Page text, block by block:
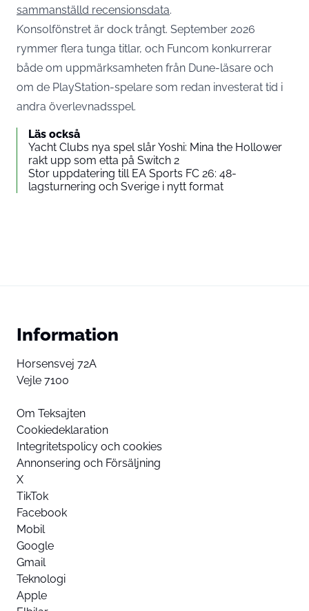
sammanställd recensionsdata.
Konsolfönstret är dock trångt. September 2026
rymmer flera tunga titlar, och Funcom konkurrerar
både om uppmärksamheten från Dune-läsare och
om de PlayStation-spelare som redan investerat tid i
andra överlevnadsspel.
Läs också
Yacht Clubs nya spel slår Yoshi: Mina the Hollower
rakt upp som etta på Switch 2
Stor uppdatering till EA Sports FC 26: 48-
lagsturnering och Sverige i nytt format
Information
Horsensvej 72A
Vejle 7100
Om Teksajten
Cookiedeklaration
Integritetspolicy och cookies
Annonsering och Försäljning
X
TikTok
Facebook
Mobil
Google
Gmail
Teknologi
Apple